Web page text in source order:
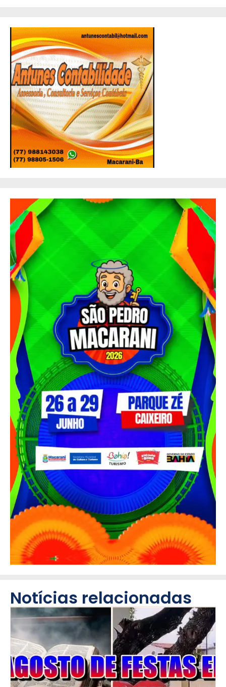
Notícias relacionadas